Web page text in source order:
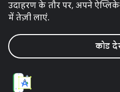
उदाहरण के तौर पर, अपने
में तेज़ी लाएं.
कोड